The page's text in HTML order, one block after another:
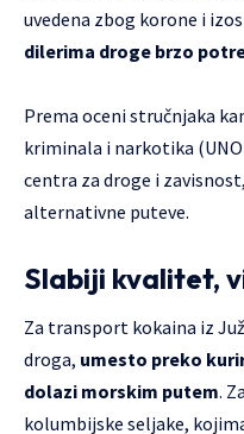
uvedena zbog korone i
dilerima droge brzo
Prema oceni stručnjaka
kriminala i narkotika
centra za droge i
alternativne puteve.
Slabiji kvalitet,
Za transport kokaina iz
droga, umesto preko
dolazi morskim putem.
kolumbijske seljake,